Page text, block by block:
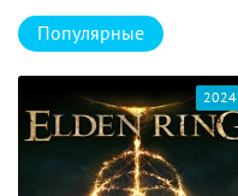
Популярные
2024